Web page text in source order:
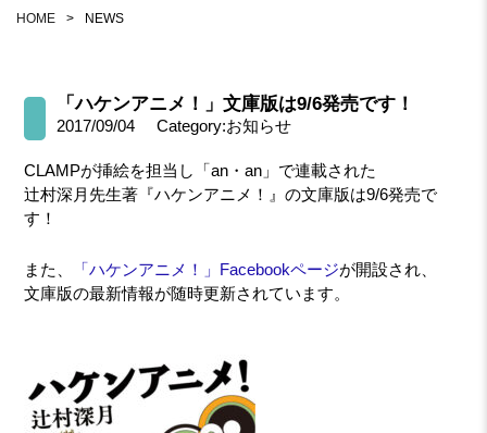
HOME > NEWS
「ハケンアニメ！」文庫版は9/6発売です！
2017/09/04 Category:お知らせ
CLAMPが挿絵を担当し「an・an」で連載された
辻村深月先生著『ハケンアニメ！』の文庫版は9/6発売で
す！
また、 「ハケンアニメ！」Facebookページが開設され、
文庫版の最新情報が随時更新されています。